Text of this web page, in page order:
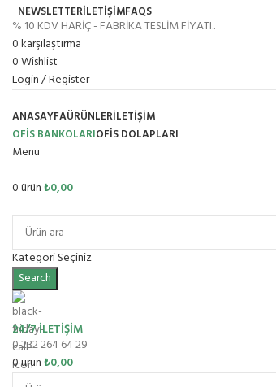
NEWSLETTERİLETİŞİMFAQS
% 10 KDV HARİÇ - FABRİKA TESLİM FİYATI..
0karşılaştırma
0Wishlist
Login / Register
ANASAYFAÜRÜNLERİLETIŞIM
OFİS BANKOLARIOFIS DOLAPLARI
Menu
0ürün₺0,00
Kategori Seçiniz
Search
24/7 İLETİŞİM
0 232 264 64 29
0ürün₺0,00